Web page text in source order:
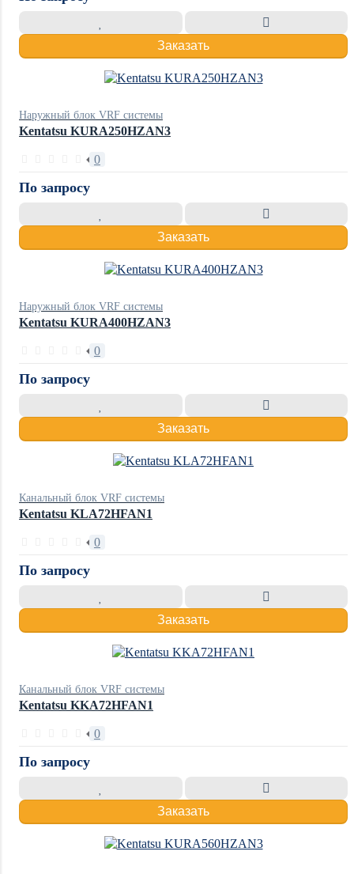
Заказать
Наружный блок VRF системы
Kentatsu KURA250HZAN3
0
По запросу
Заказать
Наружный блок VRF системы
Kentatsu KURA400HZAN3
0
По запросу
Заказать
Канальный блок VRF системы
Kentatsu KLA72HFAN1
0
По запросу
Заказать
Канальный блок VRF системы
Kentatsu KKA72HFAN1
0
По запросу
Заказать